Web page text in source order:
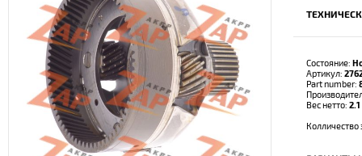
Состояние:
Артикул:
Part number:
Вес нетто: 2.1
Колличество